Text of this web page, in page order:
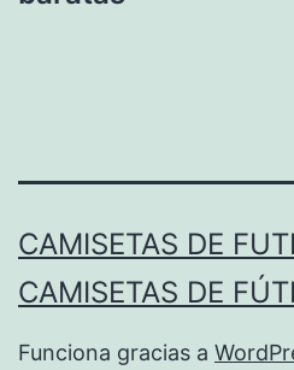
CAMISETAS DE
CAMISETAS DE
Funciona gracias a